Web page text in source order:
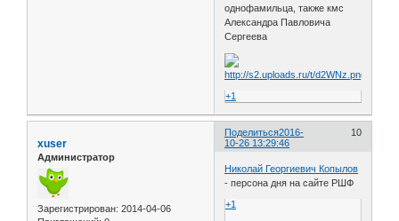
однофамильца, также кмс
Александра Павловича
Сергеева
+1
Поделиться 10
2016-
10-26 13:29:46
xuser
Администратор
Зарегистрирован: 2014-04-06
Николай Георгиевич Копылов
- персона дня на сайте РШФ
+1